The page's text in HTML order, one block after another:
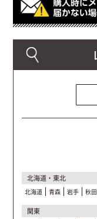
北海道・東北
北海道 青森 岩手 秋田
関東